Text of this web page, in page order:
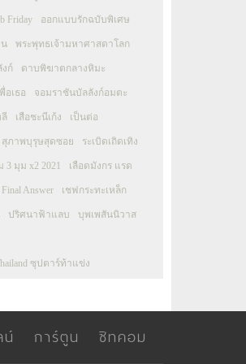
Friday ออกแบบรักฉบับพิเศษ
พระพุทธเจ้ามหาศาสดาโลก
ก์ ดาบพิฆาตกลางหิมะ
อเธอ จอมราชันบัลลังก์อมตะ
เสือชะนีเก้ง เป็นต่อ
สุภาพบุรุษสุดซอย ระเบิดเถิดเทิง
3 มุม x2 2021 เลือดมังกร แรด
Answer เชฟกระทะเหล็ก
ปริศนาฟ้าแลบ บุพเพสันนิวาส
ซุปตาร์ท้าแข่ง
การ์ตูน ซิทคอม